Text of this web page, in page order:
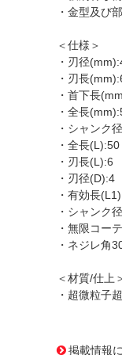
・金型及び
＜仕様＞
・刃径
・刃長
・首下長
・全長
・シャンク
・全長(L):50
・刃長(L):6
・刃径(D):4
・有効長
・シャンク
・無限コー
・ネジレ角
＜材質/仕上
・超微粒子
掲載情報